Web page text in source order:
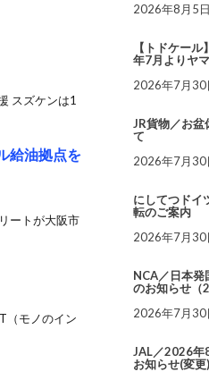
スズケンは1
給油拠点を
ートが大阪市
（モノのイン
2026年8月5日
【トドケー
年7月よりヤ
2026年7月30
JR貨物／お盆
て
2026年7月30
にしてつドイ
転のご案内
2026年7月30
NCA／日本発
のお知らせ（
2026年7月30
JAL／2026年
お知らせ(変更)